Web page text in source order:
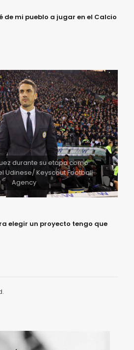
de mi pueblo a jugar en el Calcio
durante su etapa como
Udinese/ Keyscout Football
Agency
elegir un proyecto tengo que